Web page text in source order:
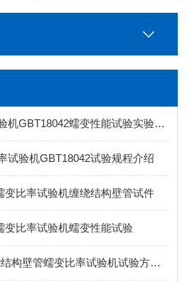
塑料管材蠕变比率试验机GBT18042蠕变性能试验实验方式介绍
试验机GBT18042试验规程介绍
变比率试验机缠绕结构壁管试件
变比率试验机蠕变性能试验
PE双臂波纹管和缠绕结构壁管蠕变比率试验机试验方式介绍